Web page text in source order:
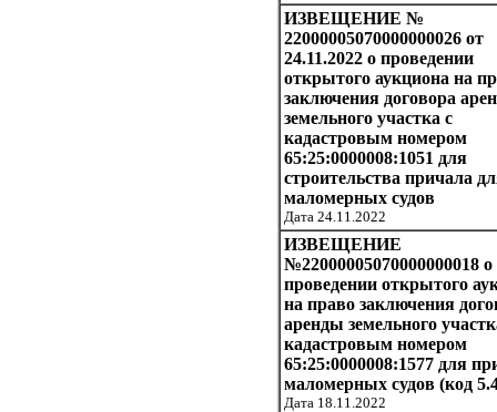
ИЗВЕЩЕНИЕ №
22000005070000000026 от
24.11.2022 о проведении
открытого аукциона на
заключения договора
земельного участка с
кадастровым номером
65:25:0000008:1051 для
строительства причала
маломерных судов
Дата 24.11.2022
ИЗВЕЩЕНИЕ
№22000005070000000018 о
проведении открытого
на право заключения
аренды земельного
кадастровым номером
65:25:0000008:1577 для
маломерных судов (код
Дата 18.11.2022